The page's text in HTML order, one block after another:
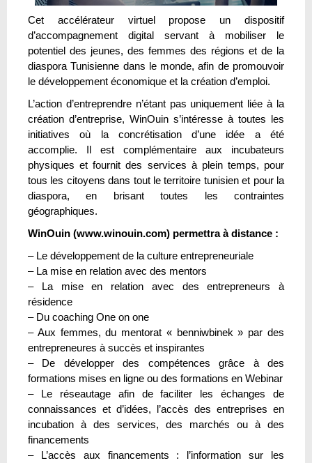
Cet accélérateur virtuel propose un dispositif
d’accompagnement digital servant à mobiliser le
potentiel des jeunes, des femmes des régions et de la
diaspora Tunisienne dans le monde, afin de promouvoir
le développement économique et la création d’emploi.
L’action d’entreprendre n’étant pas uniquement liée à la
création d’entreprise, WinOuin s’intéresse à toutes les
initiatives où la concrétisation d’une idée a été
accomplie. Il est complémentaire aux incubateurs
physiques et fournit des services à plein temps, pour
tous les citoyens dans tout le territoire tunisien et pour la
diaspora, en brisant toutes les contraintes
géographiques.
WinOuin (www.winouin.com) permettra à distance :
– Le développement de la culture entrepreneuriale
– La mise en relation avec des mentors
– La mise en relation avec des entrepreneurs à
résidence
– Du coaching One on one
– Aux femmes, du mentorat « benniwbinek » par des
entrepreneures à succès et inspirantes
– De développer des compétences grâce à des
formations mises en ligne ou des formations en Webinar
– Le réseautage afin de faciliter les échanges de
connaissances et d’idées, l’accès des entreprises en
incubation à des services, des marchés ou à des
financements
– L’accès aux financements : l’information sur les